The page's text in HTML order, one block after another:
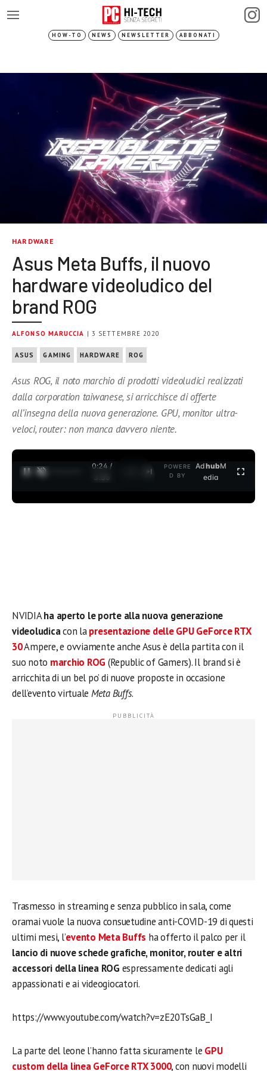
HOW-TO NEWS NEWSLETTER ABBONATI
HARDWARE
Asus Meta Buffs, il nuovo
hardware videoludico del
brand ROG
ALFONSO MARUCCIA | 3 SETTEMBRE 2020
ASUS GAMING HARDWARE ROG
Asus ROG, il noto marchio di prodotti videoludici realizzati
dalla corporation taiwanese, si arricchisce di offerte
all’insegna della nuova generazione. GPU, monitor ultra-
veloci, router: non manca davvero niente.
0:24 /
3:35
POWERE
D BY
AdhubM
edia
NVIDIAha aperto le porte alla nuova generazione
videoludicacon lapresentazione delle GPU GeForce RTX
30Ampere, e ovviamente anche Asus è della partita con il
suo noto marchio ROG (Republic of Gamers). Il brand si è
arricchita di un bel po’ di nuove proposte in occasione
dell’evento virtuale Meta Buffs.
Trasmesso in streaming e senza pubblico in sala, come
oramai vuole la nuova consuetudine anti-COVID-19 di questi
ultimi mesi, l’evento Meta Buffs ha offerto il palco per il
lancio di nuove schede grafiche, monitor, router e altri
accessori della linea ROG espressamente dedicati agli
appassionati e ai videogiocatori.
https://www.youtube.com/watch?v=zE20TsGaB_I
La parte del leone l’hanno fatta sicuramente le GPU
custom della linea GeForce RTX 3000, con nuovi modelli